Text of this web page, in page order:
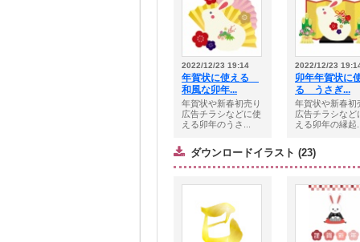
2022/12/23 19:14
年賀状に使える
和風な卯年...
年賀状や新春初売り
広告チラシなどに使
える卯年のうさ...
2022/12/23
卯年年賀状に
る うさぎ...
年賀状や新春初
広告チラシなど
える卯年の縁起
ダウンロードイラスト (23)